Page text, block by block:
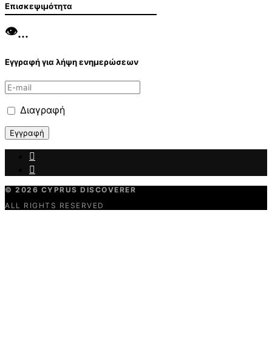
Επισκεψιμότητα
👁️...
Εγγραφή για λήψη ενημερώσεων
Διαγραφή
© 2026 CYPRUS DISCOVERER
ALL RIGHTS RESERVED